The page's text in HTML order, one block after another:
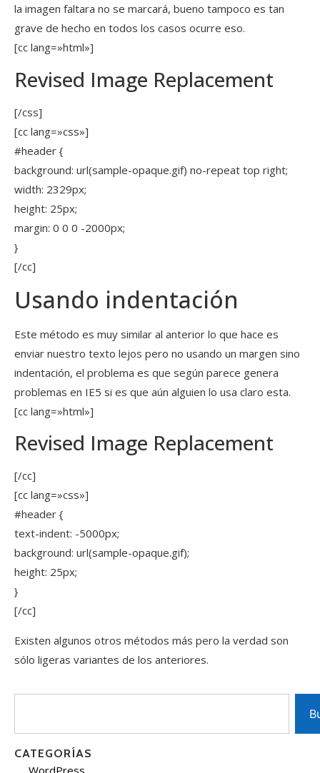
la imagen faltara no se marcará, bueno tampoco es tan
grave de hecho en todos los casos ocurre eso.
[cc lang=»html»]
Revised Image Replacement
[/css]
[cc lang=»css»]
#header {
background: url(sample-opaque.gif) no-repeat top right;
width: 2329px;
height: 25px;
margin: 0 0 0 -2000px;
}
[/cc]
Usando indentación
Este método es muy similar al anterior lo que hace es
enviar nuestro texto lejos pero no usando un margen sino
indentación, el problema es que según parece genera
problemas en IE5 si es que aún alguien lo usa claro esta.
[cc lang=»html»]
Revised Image Replacement
[/cc]
[cc lang=»css»]
#header {
text-indent: -5000px;
background: url(sample-opaque.gif);
height: 25px;
}
[/cc]
Existen algunos otros métodos más pero la verdad son
sólo ligeras variantes de los anteriores.
CATEGORÍAS